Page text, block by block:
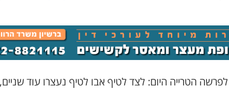
לפרשה הטרייה היום: לצד לטיף אבו לטיף נעצרו עוד שניים,